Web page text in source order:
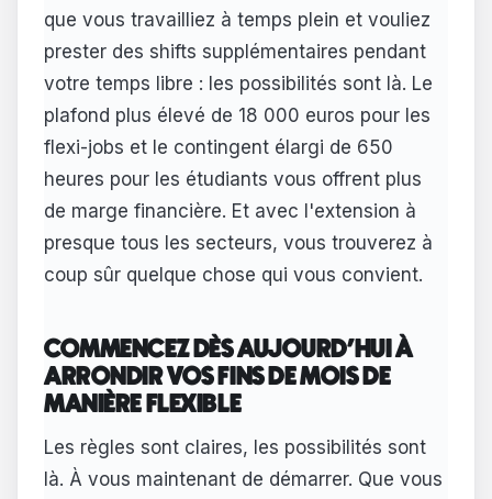
que vous travailliez à temps plein et vouliez
prester des shifts supplémentaires pendant
votre temps libre : les possibilités sont là. Le
plafond plus élevé de 18 000 euros pour les
flexi-jobs et le contingent élargi de 650
heures pour les étudiants vous offrent plus
de marge financière. Et avec l'extension à
presque tous les secteurs, vous trouverez à
coup sûr quelque chose qui vous convient.
COMMENCEZ DÈS AUJOURD'HUI À
ARRONDIR VOS FINS DE MOIS DE
MANIÈRE FLEXIBLE
Les règles sont claires, les possibilités sont
là. À vous maintenant de démarrer. Que vous